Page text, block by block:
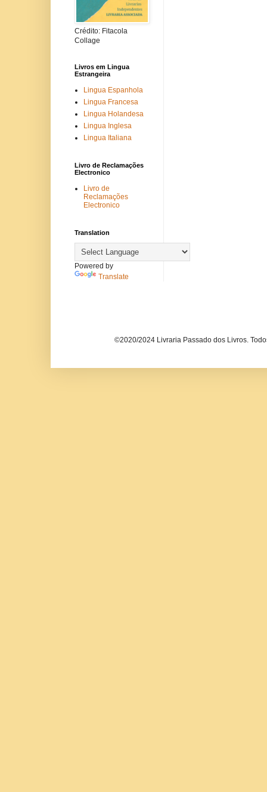
Crédito: Fitacola
Collage
Livros em Lingua
Estrangeira
Lingua Espanhola
Lingua Francesa
Lingua Holandesa
Lingua Inglesa
Lingua Italiana
Livro de Reclamações
Electronico
Livro de
Reclamações
Electronico
Translation
Powered by
Translate
©2020/2024 Livraria Passado dos Livros.